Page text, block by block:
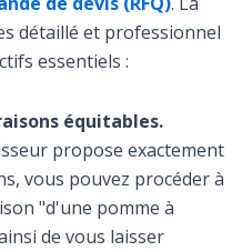
détaillé et professionnel
essentiels :
équitables.
propose exactement
vous pouvez procéder à
"d'une pomme à
de vous laisser